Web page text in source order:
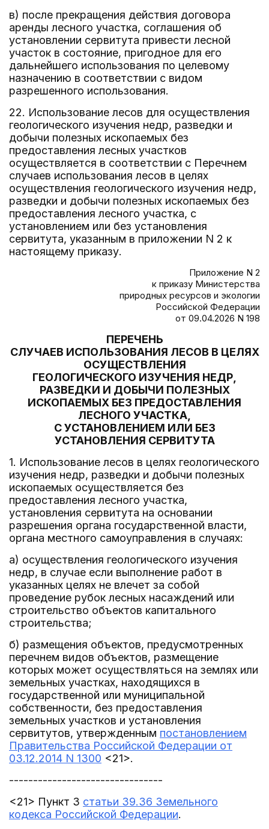
в) после прекращения действия договора
аренды лесного участка, соглашения об
установлении сервитута привести лесной
участок в состояние, пригодное для его
дальнейшего использования по целевому
назначению в соответствии с видом
разрешенного использования.
22. Использование лесов для осуществления
геологического изучения недр, разведки и
добычи полезных ископаемых без
предоставления лесных участков
осуществляется в соответствии с Перечнем
случаев использования лесов в целях
осуществления геологического изучения недр,
разведки и добычи полезных ископаемых без
предоставления лесного участка, с
установлением или без установления
сервитута, указанным в приложении N 2 к
настоящему приказу.
Приложение N 2
к приказу Министерства
природных ресурсов и экологии
Российской Федерации
от 09.04.2026 N 198
ПЕРЕЧЕНЬ
СЛУЧАЕВ ИСПОЛЬЗОВАНИЯ ЛЕСОВ В ЦЕЛЯХ
ОСУЩЕСТВЛЕНИЯ
ГЕОЛОГИЧЕСКОГО ИЗУЧЕНИЯ НЕДР,
РАЗВЕДКИ И ДОБЫЧИ ПОЛЕЗНЫХ
ИСКОПАЕМЫХ БЕЗ ПРЕДОСТАВЛЕНИЯ
ЛЕСНОГО УЧАСТКА,
С УСТАНОВЛЕНИЕМ ИЛИ БЕЗ
УСТАНОВЛЕНИЯ СЕРВИТУТА
1. Использование лесов в целях геологического
изучения недр, разведки и добычи полезных
ископаемых осуществляется без
предоставления лесного участка,
установления сервитута на основании
разрешения органа государственной власти,
органа местного самоуправления в случаях:
а) осуществления геологического изучения
недр, в случае если выполнение работ в
указанных целях не влечет за собой
проведение рубок лесных насаждений или
строительство объектов капитального
строительства;
б) размещения объектов, предусмотренных
перечнем видов объектов, размещение
которых может осуществляться на землях или
земельных участках, находящихся в
государственной или муниципальной
собственности, без предоставления
земельных участков и установления
сервитутов, утвержденным постановлением
Правительства Российской Федерации от
03.12.2014 N 1300 <21>.
--------------------------------
<21> Пункт 3 статьи 39.36 Земельного
кодекса Российской Федерации.